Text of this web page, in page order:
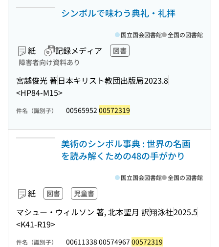
シンボルで味わう典礼・礼拝
紙 記録メディア
図書
障害者向け資料あり
宮越俊光 著日本キリスト教団出版局2023.8
<HP84-M15>
国立国会図書館 全国の図書館
件名（識別子） 00565952 00572319
美術のシンボル事典 : 世界の名画
を読み解くための48の手がかり
紙 図書 児童書
マシュー・ウィルソン 著, 北本聖月 訳翔泳社2025.5
<K41-R19>
国立国会図書館 全国の図書館
件名（識別子） 00611338 00574967 00572319